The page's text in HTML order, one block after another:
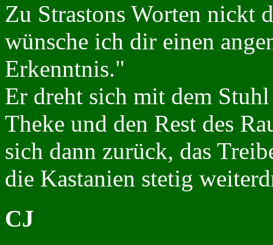
Zu Strastons Worten nickt
wünsche ich dir einen
Erkenntnis."
Er dreht sich mit dem
Theke und den Rest des
sich dann zurück, das
die Kastanien stetig
CJ